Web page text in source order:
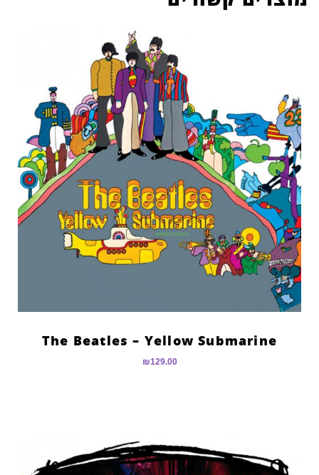
The Beatles – Yellow Submarine
₪129.00